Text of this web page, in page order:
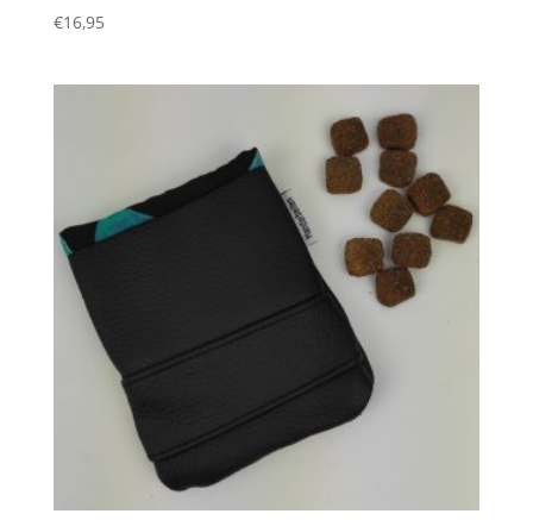
€16,95